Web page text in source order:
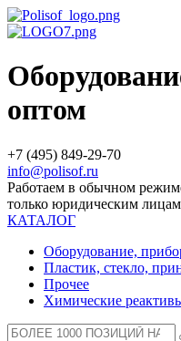
оптом
+7 (495) 849-29-70
info@polisof.ru
Работаем в обычном
только юридическим лицам
КАТАЛОГ
Оборудование,
Пластик, стекло,
Прочее
Химические